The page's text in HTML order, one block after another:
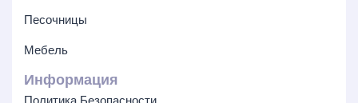
Песочницы
Мебель
Информация